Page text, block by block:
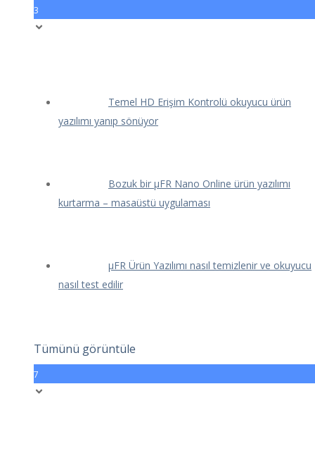
3
Temel HD Erişim Kontrolü okuyucu ürün
yazılımı yanıp sönüyor
Bozuk bir μFR Nano Online ürün yazılımı
kurtarma – masaüstü uygulaması
μFR Ürün Yazılımı nasıl temizlenir ve okuyucu
nasıl test edilir
Tümünü görüntüle
7